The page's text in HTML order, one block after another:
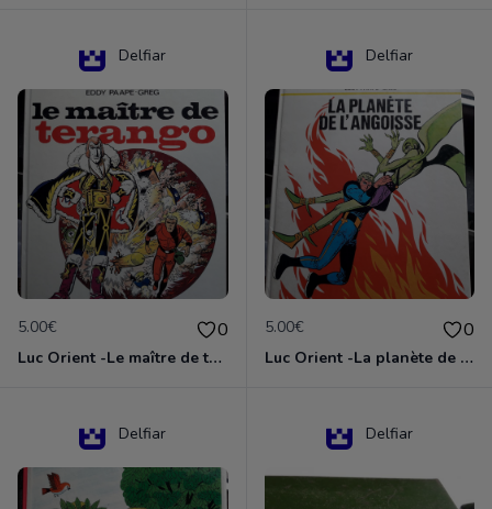
Delfiar
5.00€ 0
Luc Orient -Le maître de terango
Delfiar
5.00€ 0
Luc Orient -La planète de l'angoisse
Delfiar Delfiar